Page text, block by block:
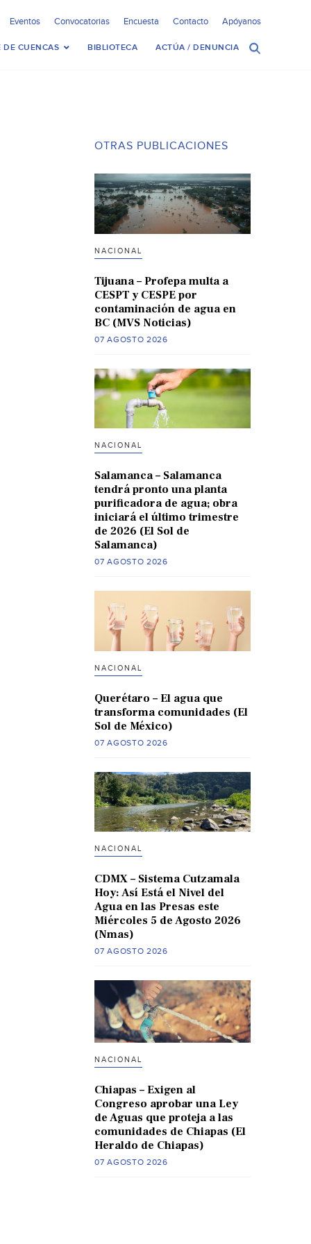
Eventos Convocatorias Encuesta Contacto Apóyanos
DE CUENCAS BIBLIOTECA ACTÚA / DENUNCIA
OTRAS PUBLICACIONES
NACIONAL
Tijuana – Profepa multa a
CESPT y CESPE por
contaminación de agua en
BC (MVS Noticias)
07 AGOSTO 2026
NACIONAL
Salamanca – Salamanca
tendrá pronto una planta
purificadora de agua; obra
iniciará el último trimestre
de 2026 (El Sol de
Salamanca)
07 AGOSTO 2026
NACIONAL
Querétaro – El agua que
transforma comunidades (El
Sol de México)
07 AGOSTO 2026
NACIONAL
CDMX – Sistema Cutzamala
Hoy: Así Está el Nivel del
Agua en las Presas este
Miércoles 5 de Agosto 2026
(Nmas)
07 AGOSTO 2026
NACIONAL
Chiapas – Exigen al
Congreso aprobar una Ley
de Aguas que proteja a las
comunidades de Chiapas (El
Heraldo de Chiapas)
07 AGOSTO 2026